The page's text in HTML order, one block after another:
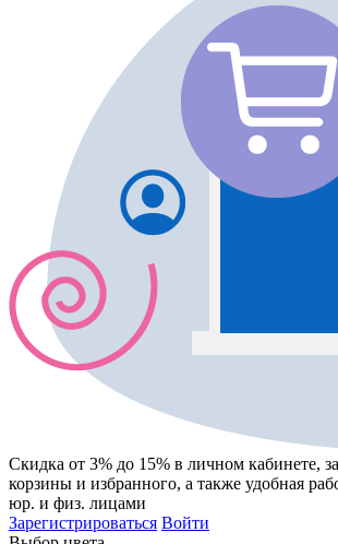
Скидка от 3% до 15% в личном кабинете,
корзины и избранного, а также удобная
юр. и физ. лицами
Зарегистрироваться Войти